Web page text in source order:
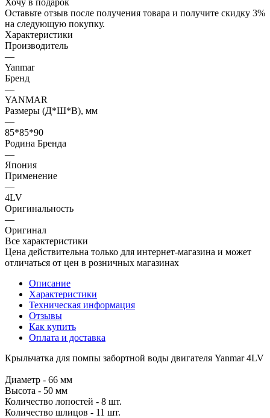
Оставьте отзыв после получения товара и получите скидку 3%
на следующую покупку.
Характеристики
Производитель
—
Yanmar
Бренд
—
YANMAR
Размеры (Д*Ш*В), мм
—
85*85*90
Родина Бренда
—
Япония
Применение
—
4LV
Оригинальность
—
Оригинал
Все характеристики
Цена действительна только для интернет-магазина и может
отличаться от цен в розничных магазинах
Описание
Характеристики
Техническая информация
Отзывы
Как купить
Оплата и доставка
Крыльчатка для помпы забортной воды двигателя Yanmar 4LV
Диаметр - 66 мм
Высота - 50 мм
Количество лопостей - 8 шт.
Количество шлицов - 11 шт.